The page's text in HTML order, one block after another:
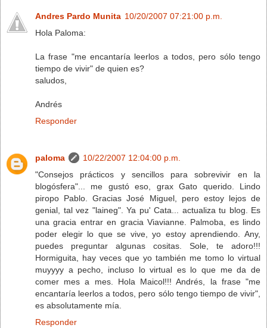
Andres Pardo Munita 10/20/2007 07:21:00 p.m.
Hola Paloma:
La frase "me encantaría leerlos a todos, pero sólo tengo
tiempo de vivir" de quien es?
saludos,
Andrés
Responder
paloma
10/22/2007 12:04:00 p.m.
"Consejos prácticos y sencillos para sobrevivir en la
blogósfera"... me gustó eso, grax Gato querido. Lindo
piropo Pablo. Gracias José Miguel, pero estoy lejos de
genial, tal vez "laineg". Ya pu' Cata... actualiza tu blog. Es
una gracia entrar en gracia Viavianne. Palmoba, es lindo
poder elegir lo que se vive, yo estoy aprendiendo. Any,
puedes preguntar algunas cositas. Sole, te adoro!!!
Hormiguita, hay veces que yo también me tomo lo virtual
muyyyy a pecho, incluso lo virtual es lo que me da de
comer mes a mes. Hola Maicol!!! Andrés, la frase "me
encantaría leerlos a todos, pero sólo tengo tiempo de vivir",
es absolutamente mía.
Responder